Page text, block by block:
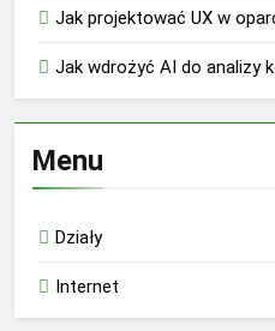
Jak projektować UX w
Jak wdrożyć AI do analizy
Menu
Działy
Internet